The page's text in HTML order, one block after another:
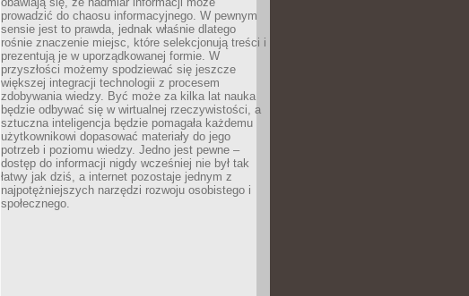
prowadzić do chaosu informacyjnego. W pewnym
sensie jest to prawda, jednak właśnie dlatego
rośnie znaczenie miejsc, które selekcjonują treści i
prezentują je w uporządkowanej formie. W
przyszłości możemy spodziewać się jeszcze
większej integracji technologii z procesem
zdobywania wiedzy. Być może za kilka lat nauka
będzie odbywać się w wirtualnej rzeczywistości, a
sztuczna inteligencja będzie pomagała każdemu
użytkownikowi dopasować materiały do jego
potrzeb i poziomu wiedzy. Jedno jest pewne –
dostęp do informacji nigdy wcześniej nie był tak
łatwy jak dziś, a internet pozostaje jednym z
najpotężniejszych narzędzi rozwoju osobistego i
społecznego.